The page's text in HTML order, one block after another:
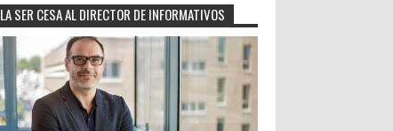
LA SER CESA AL DIRECTOR DE INFORMATIVOS